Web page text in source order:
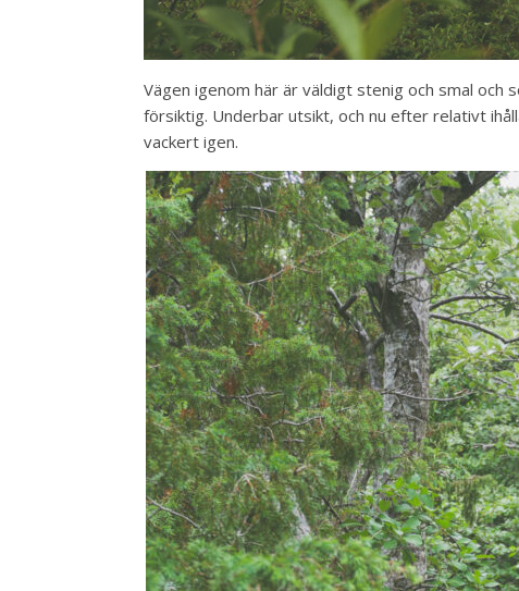
Vägen igenom här är väldigt stenig och smal
försiktig. Underbar utsikt, och nu efter relativt
vackert igen.